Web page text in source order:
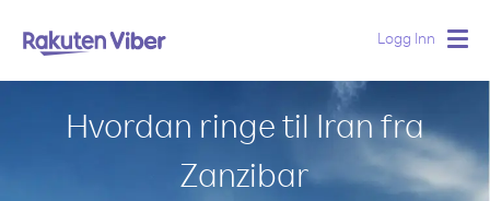
Logg Inn
Hvordan ringe til Iran fra
Zanzibar